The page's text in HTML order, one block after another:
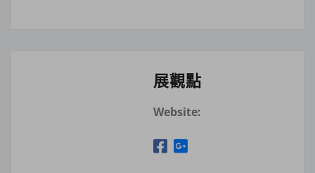
展觀點
Website: